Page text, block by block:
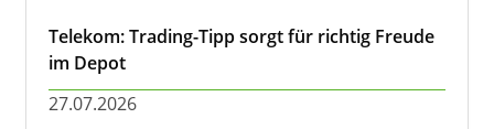
Telekom: Trading-Tipp sorgt für richtig Freude
im Depot
27.07.2026